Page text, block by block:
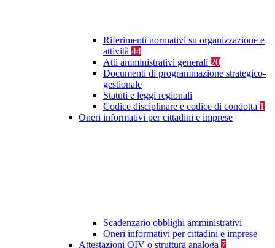
Riferimenti normativi su organizzazione e
attività 44
Atti amministrativi generali 20
Documenti di programmazione strategico-
gestionale
Statuti e leggi regionali
Codice disciplinare e codice di condotta 1
Oneri informativi per cittadini e imprese
Scadenzario obblighi amministrativi
Oneri informativi per cittadini e imprese
Attestazioni OIV o struttura analoga 7